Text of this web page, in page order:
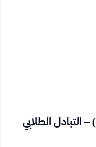
١. برنامج “أكسس” (Access) – التبادل الطلابي